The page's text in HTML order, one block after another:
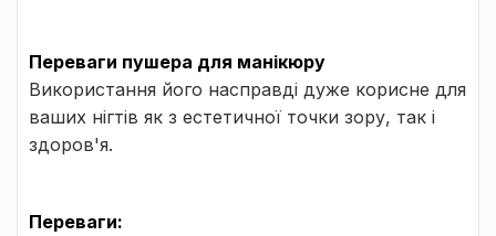
Переваги пушера для манікюру
Використання його насправді дуже корисне для
ваших нігтів як з естетичної точки зору, так і
здоров'я.
Переваги: